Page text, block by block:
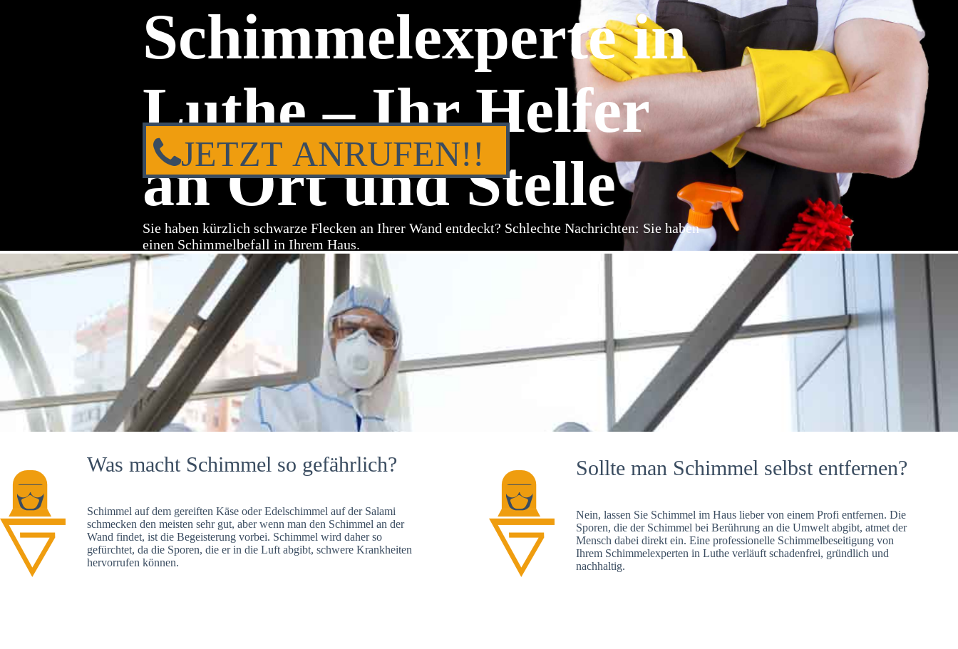
Schimmelexperte in
Luthe – Ihr Helfer
an Ort und Stelle
Sie haben kürzlich schwarze Flecken an Ihrer Wand entdeckt? Schlechte Nachrichten: Sie haben
einen Schimmelbefall in Ihrem Haus.
JETZT ANRUFEN!!
Was macht Schimmel so gefährlich?
Schimmel auf dem gereiften Käse oder Edelschimmel auf der Salami
schmecken den meisten sehr gut, aber wenn man den Schimmel an der
Wand findet, ist die Begeisterung vorbei. Schimmel wird daher so
gefürchtet, da die Sporen, die er in die Luft abgibt, schwere Krankheiten
hervorrufen können.
Sollte man Schimmel selbst entfernen?
Nein, lassen Sie Schimmel im Haus lieber von einem Profi entfernen. Die
Sporen, die der Schimmel bei Berührung an die Umwelt abgibt, atmet der
Mensch dabei direkt ein. Eine professionelle Schimmelbeseitigung von
Ihrem Schimmelexperten in Luthe verläuft schadenfrei, gründlich und
nachhaltig.